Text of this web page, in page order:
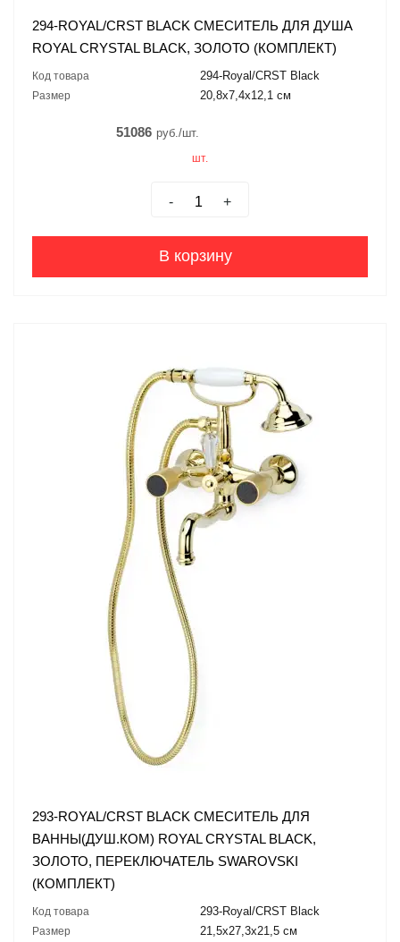
294-ROYAL/CRST BLACK СМЕСИТЕЛЬ ДЛЯ ДУША
ROYAL CRYSTAL BLACK, ЗОЛОТО (КОМПЛЕКТ)
Код товара 294-Royal/CRST Black
Размер 20,8x7,4x12,1 см
51086 руб./шт.
шт.
- +
В корзину
293-ROYAL/CRST BLACK СМЕСИТЕЛЬ ДЛЯ
ВАННЫ(ДУШ.КОМ) ROYAL CRYSTAL BLACK,
ЗОЛОТО, ПЕРЕКЛЮЧАТЕЛЬ SWAROVSKI
(КОМПЛЕКТ)
Код товара 293-Royal/CRST Black
Размер 21,5x27,3x21,5 см